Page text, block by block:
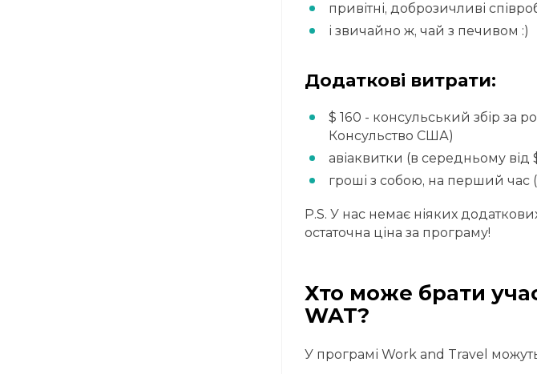
привітні, доброзичливі
і звичайно ж, чай з печивом :)
Додаткові витрати:
$ 160 - консульський збір за
Консульство США)
авіаквитки (в середньому від
гроші з собою, на перший час
P.S. У нас немає ніяких
остаточна ціна за програму!
Хто може брати
WAT?
У програмі Work and Travel